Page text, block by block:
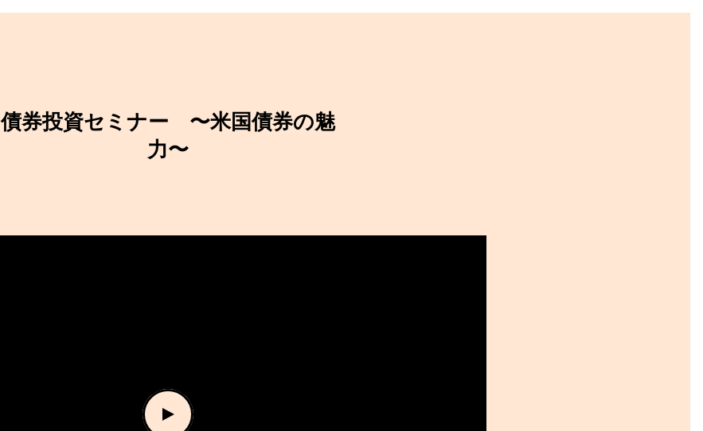
債券投資セミナー 〜米国債券の魅
力〜